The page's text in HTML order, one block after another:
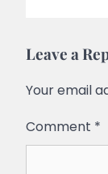
Leave a
Your email
Comment *